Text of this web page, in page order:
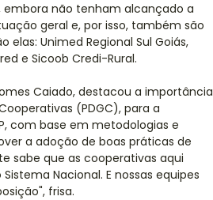
não tenham alcançado a
geral e, por isso, também são
Unimed Regional Sul Goiás,
e Sicoob Credi-Rural.
Caiado, destacou a importância
(PDGC), para a
com base em metodologias e
a adoção de boas práticas de
sabe que as cooperativas aqui
Nacional. E nossas equipes
frisa.